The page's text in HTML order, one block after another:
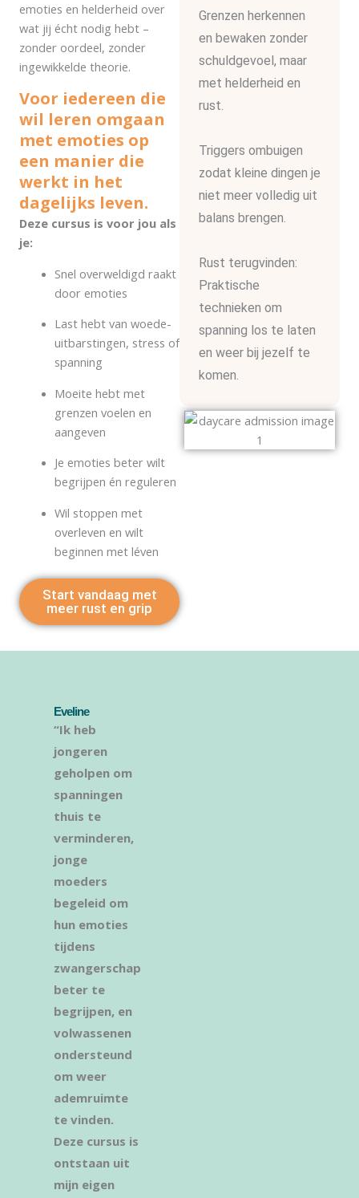
emoties en helderheid over
wat jij écht nodig hebt –
zonder oordeel, zonder
ingewikkelde theorie.
Voor iedereen die
wil leren omgaan
met emoties op
een manier die
werkt in het
dagelijks leven.
Deze cursus is voor jou als
je:
Snel overweldigd raakt
door emoties
Last hebt van woede-
uitbarstingen, stress of
spanning
Moeite hebt met
grenzen voelen en
aangeven
Je emoties beter wilt
begrijpen én reguleren
Wil stoppen met
overleven en wilt
beginnen met léven
Start vandaag met
meer rust en grip
Grenzen herkennen
en bewaken zonder
schuldgevoel, maar
met helderheid en
rust.
Triggers ombuigen
zodat kleine dingen je
niet meer volledig uit
balans brengen.
Rust terugvinden:
Praktische
technieken om
spanning los te laten
en weer bij jezelf te
komen.
Eveline
“Ik heb
jongeren
geholpen om
spanningen
thuis te
verminderen,
jonge
moeders
begeleid om
hun emoties
tijdens
zwangerschap
beter te
begrijpen, en
volwassenen
ondersteund
om weer
ademruimte
te vinden.
Deze cursus is
ontstaan uit
mijn eigen